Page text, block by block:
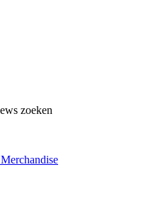
Merchandise